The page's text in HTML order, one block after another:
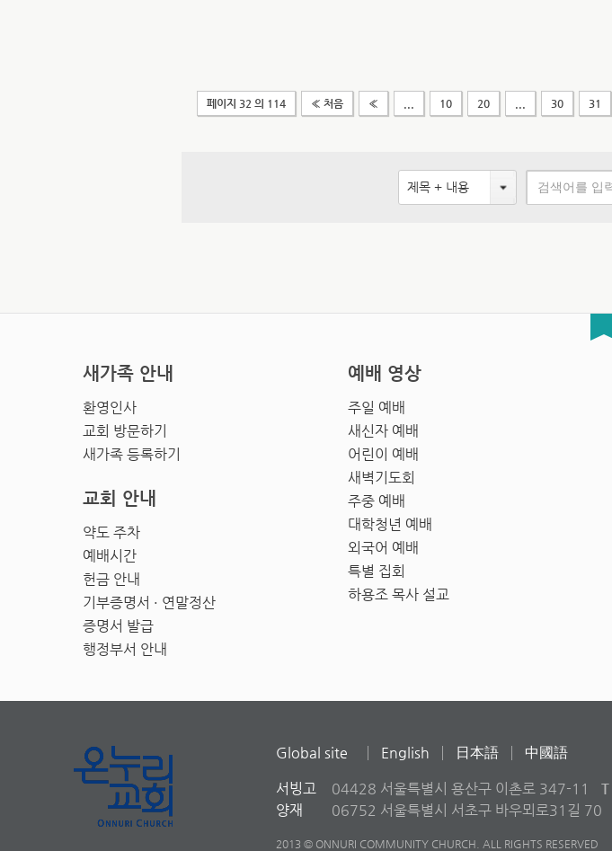
페이지 32 의 114 « 처음 « 10 20 30 31
제목 + 내용
새가족 안내
환영인사
교회 방문하기
새가족 등록하기
예배 영상
주일 예배
새신자 예배
어린이 예배
새벽기도회
주중 예배
대학청년 예배
외국어 예배
특별 집회
하용조 목사 설교
교회 안내
약도 주차
예배시간
헌금 안내
기부증명서 · 연말정산
증명서 발급
행정부서 안내
Global site English 日本語 中國語
서빙고 04428 서울특별시 용산구 이촌로 347-11 T
양재
06752 서울특별시 서초구 바우뫼로31길 70
2013 © ONNURI COMMUNITY CHURCH. ALL RIGHTS RESERVED